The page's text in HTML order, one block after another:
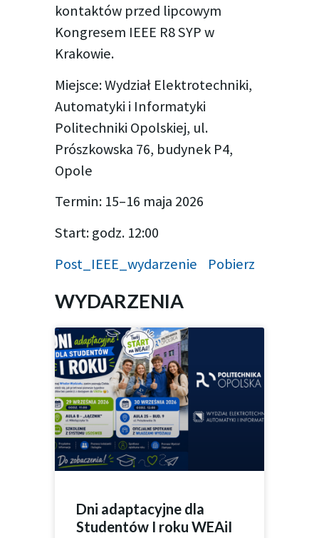
kontaktów przed lipcowym
Kongresem IEEE R8 SYP w
Krakowie.
Miejsce: Wydział Elektrotechniki,
Automatyki i Informatyki
Politechniki Opolskiej, ul.
Prószkowska 76, budynek P4,
Opole
Termin: 15–16 maja 2026
Start: godz. 12:00
Post_IEEE_wydarzenie
Pobierz
WYDARZENIA
Dni adaptacyjne dla
Studentów I roku WEAiI